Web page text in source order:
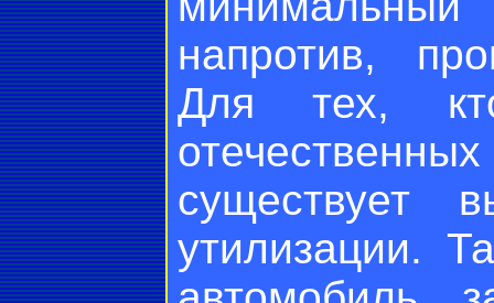
напротив,
Для тех,
существует
утилизации.